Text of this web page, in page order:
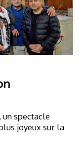
un spectacle
joyeux sur la